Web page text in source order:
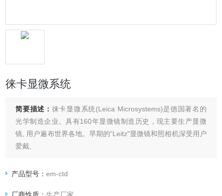
徕卡显微系统
简要描述： 徕卡显微系统(Leica Microsystems)是德国著名的
光学制造企业。具有160年显微镜制造历史，现主要生产显微
镜, 用户遍布世界各地。早期的“Leitz"显微镜和照相机深受用户
爱戴,
产品型号：em-ctd